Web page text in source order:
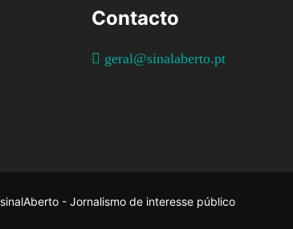
Contacto
geral@sinalaberto.pt
sinalAberto - Jornalismo de interesse público